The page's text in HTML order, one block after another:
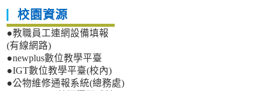
校園資源
●教職員工連網設備填報
(有線網路)
●newplus數位教學平臺
●IGT數位教學平臺(校內)
●公物維修通報系統(總務處)